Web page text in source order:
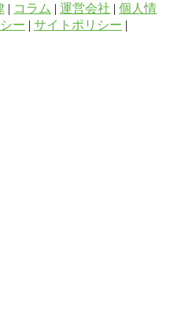
| コラム | 運営会社 | 個人情
ー | サイトポリシー |